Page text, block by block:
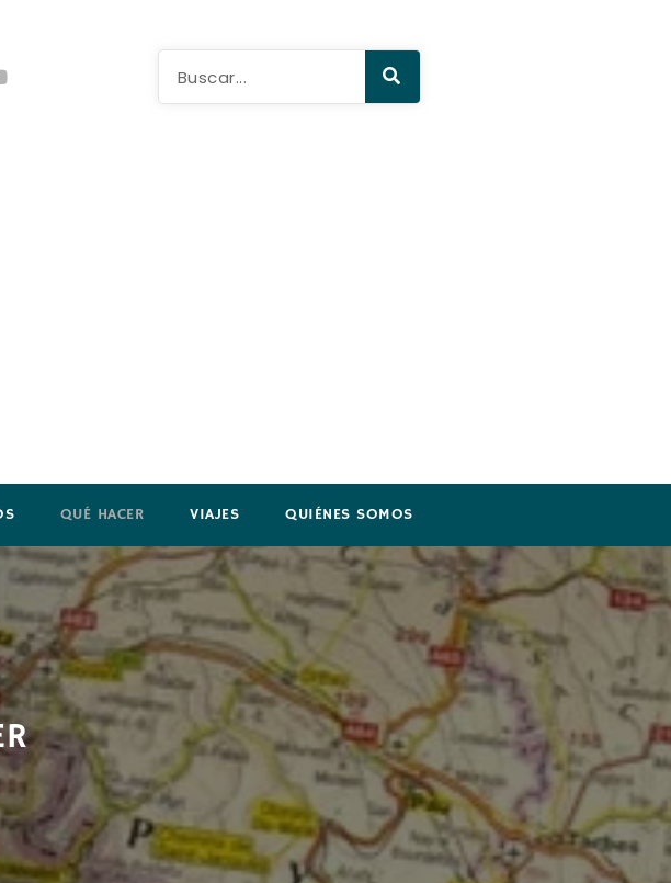
QUÉ HACER VIAJES QUIÉNES SOMOS